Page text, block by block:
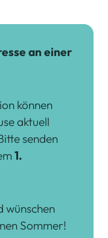
an einer
können
aktuell
senden
1.
wünschen
Sommer!